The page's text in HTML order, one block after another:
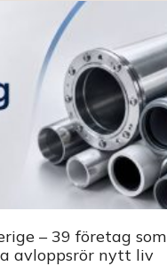
– 39 företag som
avloppsrör nytt liv